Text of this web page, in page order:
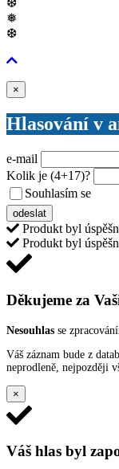
❅
❆
×
Hlasování v
e-mail
Kolik je (4+17)?
Souhlasím se
odeslat
Produkt byl
Produkt byl
Děkujeme za
Nesouhlas se
Váš záznam bude z
neprodleně, nejpozději
×
Váš hlas byl